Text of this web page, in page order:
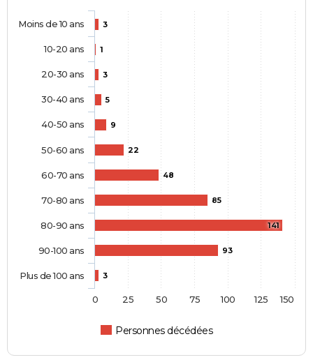
3
1
3
5
9
22
48
85
141
93
3
Personnes décédées
Moins de 10 ans
10-20 ans
20-30 ans
30-40 ans
40-50 ans
50-60 ans
60-70 ans
70-80 ans
80-90 ans
90-100 ans
Plus de 100 ans
0 25 50 75 100 125 150